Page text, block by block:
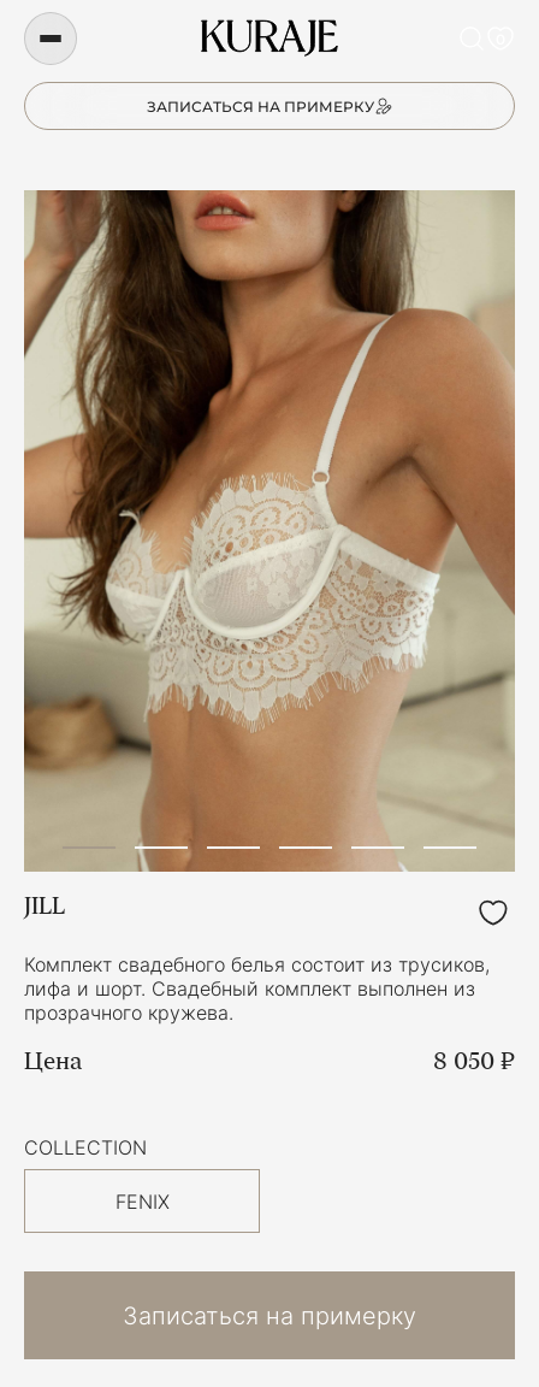
ЗАПИСАТЬСЯ НА ПРИМЕРКУ
JILL
Комплект свадебного белья состоит из трусиков,
лифа и шорт. Свадебный комплект выполнен из
прозрачного кружева.
Цена 8 050 ₽
COLLECTION
FENIX
Записаться на примерку